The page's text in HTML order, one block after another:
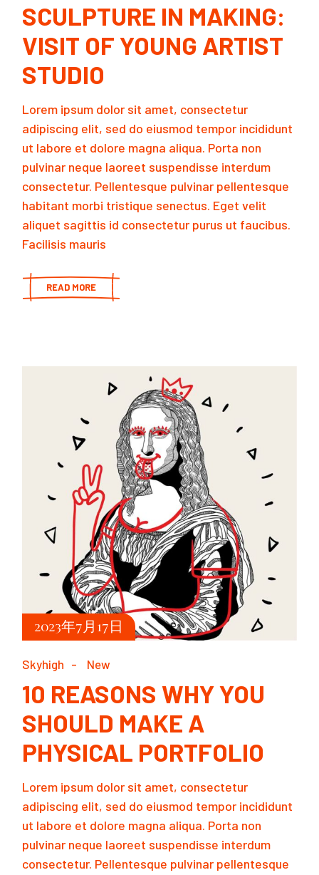
SCULPTURE IN MAKING:
VISIT OF YOUNG ARTIST
STUDIO
Lorem ipsum dolor sit amet, consectetur
adipiscing elit, sed do eiusmod tempor incididunt
ut labore et dolore magna aliqua. Porta non
pulvinar neque laoreet suspendisse interdum
consectetur. Pellentesque pulvinar pellentesque
habitant morbi tristique senectus. Eget velit
aliquet sagittis id consectetur purus ut faucibus.
Facilisis mauris
READ MORE
2023年7月17日
Skyhigh New
10 REASONS WHY YOU
SHOULD MAKE A
PHYSICAL PORTFOLIO
Lorem ipsum dolor sit amet, consectetur
adipiscing elit, sed do eiusmod tempor incididunt
ut labore et dolore magna aliqua. Porta non
pulvinar neque laoreet suspendisse interdum
consectetur. Pellentesque pulvinar pellentesque